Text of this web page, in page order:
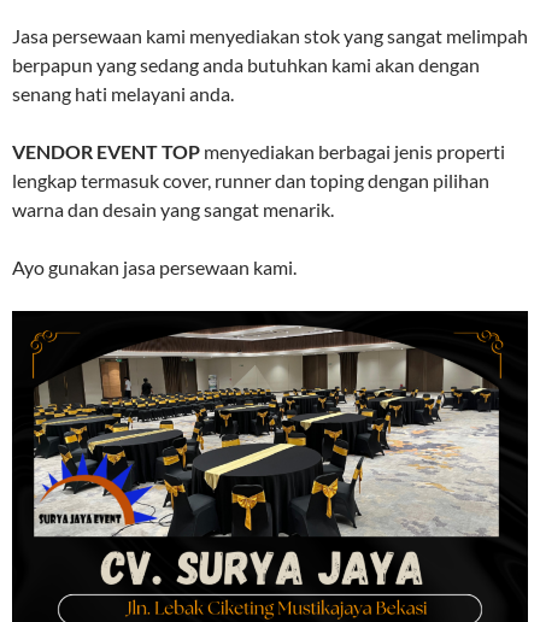
Jasa persewaan kami menyediakan stok yang sangat melimpah
berpapun yang sedang anda butuhkan kami akan dengan
senang hati melayani anda.
VENDOR EVENT TOP menyediakan berbagai jenis properti
lengkap termasuk cover, runner dan toping dengan pilihan
warna dan desain yang sangat menarik.
Ayo gunakan jasa persewaan kami.